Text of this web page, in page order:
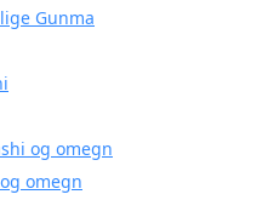
Gunma
og omegn
omegn